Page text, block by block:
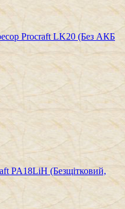
Procraft LK20 (Без АКБ
PA18LiH (Безщітковий,